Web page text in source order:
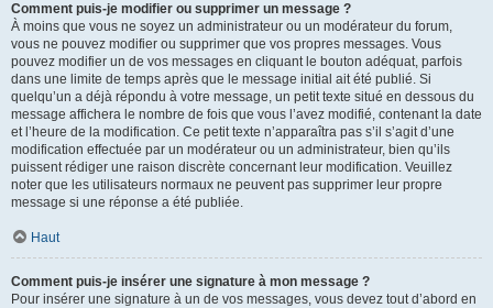
Comment puis-je modifier ou supprimer un message ?
À moins que vous ne soyez un administrateur ou un modérateur du forum,
vous ne pouvez modifier ou supprimer que vos propres messages. Vous
pouvez modifier un de vos messages en cliquant le bouton adéquat, parfois
dans une limite de temps après que le message initial ait été publié. Si
quelqu’un a déjà répondu à votre message, un petit texte situé en dessous du
message affichera le nombre de fois que vous l’avez modifié, contenant la date
et l’heure de la modification. Ce petit texte n’apparaîtra pas s’il s’agit d’une
modification effectuée par un modérateur ou un administrateur, bien qu’ils
puissent rédiger une raison discrète concernant leur modification. Veuillez
noter que les utilisateurs normaux ne peuvent pas supprimer leur propre
message si une réponse a été publiée.
Haut
Comment puis-je insérer une signature à mon message ?
Pour insérer une signature à un de vos messages, vous devez tout d’abord en